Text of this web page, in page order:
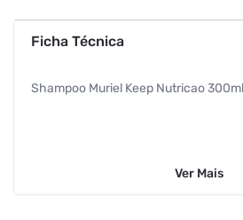
Ficha Técnica
Shampoo Muriel Keep Nutricao 300ml
Ver Mais